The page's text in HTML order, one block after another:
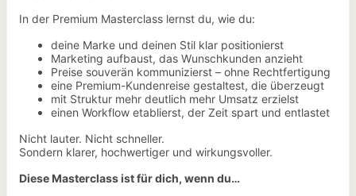
In der Premium Masterclass lernst du, wie du:
deine Marke und deinen Stil klar positionierst
Marketing aufbaust, das Wunschkunden anzieht
Preise souverän kommunizierst – ohne Rechtfertigung
eine Premium-Kundenreise gestaltest, die überzeugt
mit Struktur mehr deutlich mehr Umsatz erzielst
einen Workflow etablierst, der Zeit spart und entlastet
Nicht lauter. Nicht schneller.
Sondern klarer, hochwertiger und wirkungsvoller.
Diese Masterclass ist für dich, wenn du…